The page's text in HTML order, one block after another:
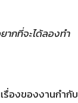
ากที่จะได้ลองทำ
รื่องของงานกำกับ